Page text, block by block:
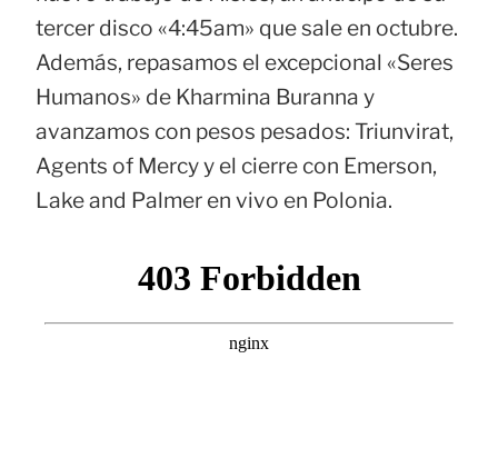
tercer disco «4:45am» que sale en octubre.
Además, repasamos el excepcional «Seres
Humanos» de Kharmina Buranna y
avanzamos con pesos pesados: Triunvirat,
Agents of Mercy y el cierre con Emerson,
Lake and Palmer en vivo en Polonia.